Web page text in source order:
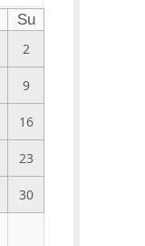
Su
2
9
16
23
30